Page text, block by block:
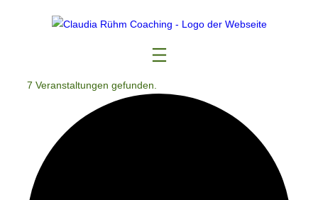
7 Veranstaltungen gefunden.